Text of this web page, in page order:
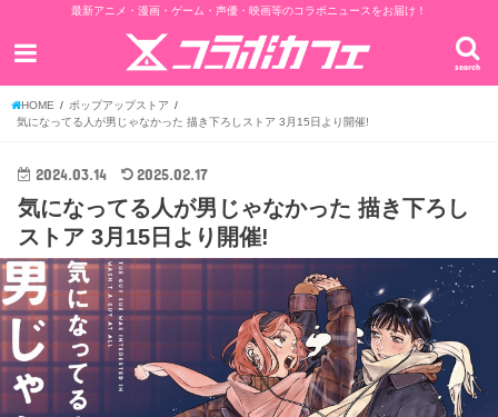
最新アニメ・漫画・ゲーム・声優・映画等のコラボニュースをお届け！
search
HOME
ポップアップストア
気になってる人が男じゃなかった 描き下ろしストア 3月15日より開催!
2024.03.14 2025.02.17
気になってる人が男じゃなかった 描き下ろし
ストア 3月15日より開催!